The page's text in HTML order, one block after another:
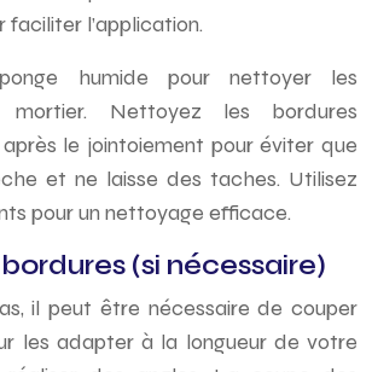
l’application.
humide pour nettoyer les
Nettoyez les bordures
le jointoiement pour éviter que
et ne laisse des taches. Utilisez
pour un nettoyage efficace.
(si nécessaire)
il peut être nécessaire de couper
les adapter à la longueur de votre